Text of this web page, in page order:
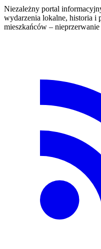
Niezależny portal
wydarzenia lokalne, historia i
mieszkańców –